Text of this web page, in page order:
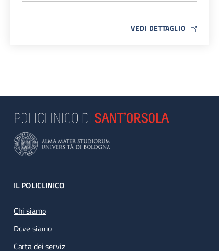
VEDI DETTAGLIO MAP ICON
Footer
IL POLICLINICO
Chi siamo
Dove siamo
Carta dei servizi